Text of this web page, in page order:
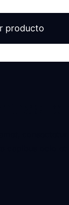
42,00 €
hasta
producto